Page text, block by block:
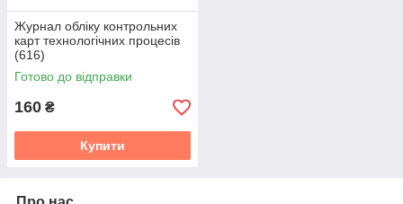
Журнал обліку контрольних
карт технологічних процесів
(616)
Готово до відправки
160 ₴
Купити